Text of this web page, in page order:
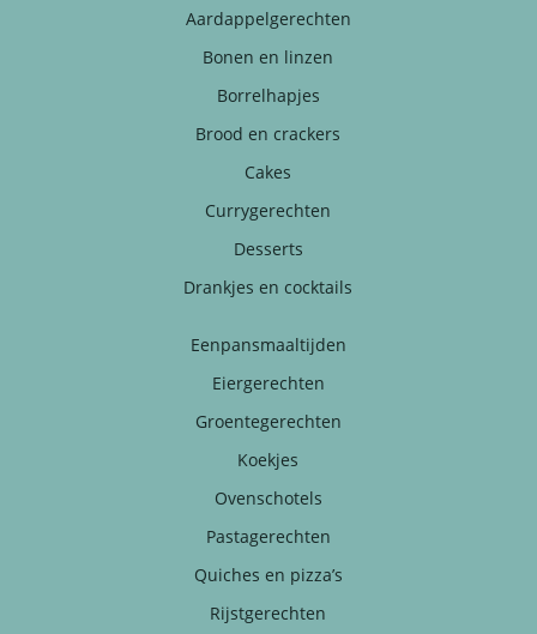
Aardappelgerechten
Bonen en linzen
Borrelhapjes
Brood en crackers
Cakes
Currygerechten
Desserts
Drankjes en cocktails
Eenpansmaaltijden
Eiergerechten
Groentegerechten
Koekjes
Ovenschotels
Pastagerechten
Quiches en pizza’s
Rijstgerechten